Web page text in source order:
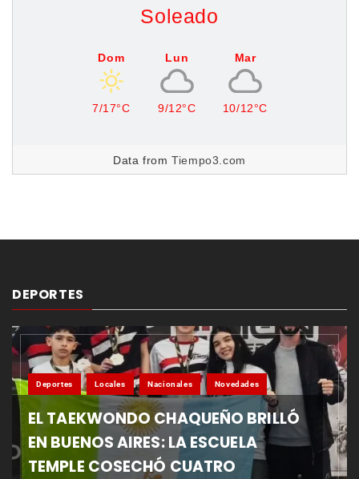
Soleado
Dom
7/17°C
Lun
9/12°C
Mar
10/12°C
Data fromTiempo3.com
DEPORTES
Deportes Locales Nacionales Novedades
EL TAEKWONDO CHAQUEÑO BRILLÓ
EN BUENOS AIRES: LA ESCUELA
TEMPLE COSECHÓ CUATRO